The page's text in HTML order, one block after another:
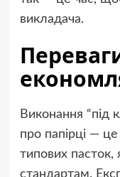
викладача.
Виконання “під
про папірці —
типових пасток,
стандартам.